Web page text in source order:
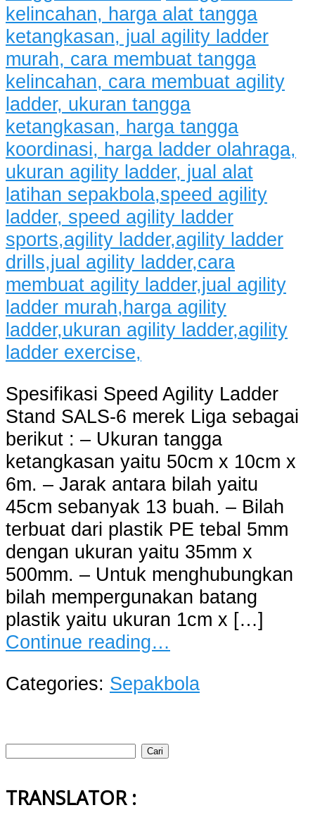
Spesifikasi Speed Agility Ladder
Stand SALS-6 merek Liga sebagai
berikut : – Ukuran tangga
ketangkasan yaitu 50cm x 10cm x
6m. – Jarak antara bilah yaitu
45cm sebanyak 13 buah. – Bilah
terbuat dari plastik PE tebal 5mm
dengan ukuran yaitu 35mm x
500mm. – Untuk menghubungkan
bilah mempergunakan batang
plastik yaitu ukuran 1cm x […]
Continue reading…
Categories: Sepakbola
Cari
TRANSLATOR :